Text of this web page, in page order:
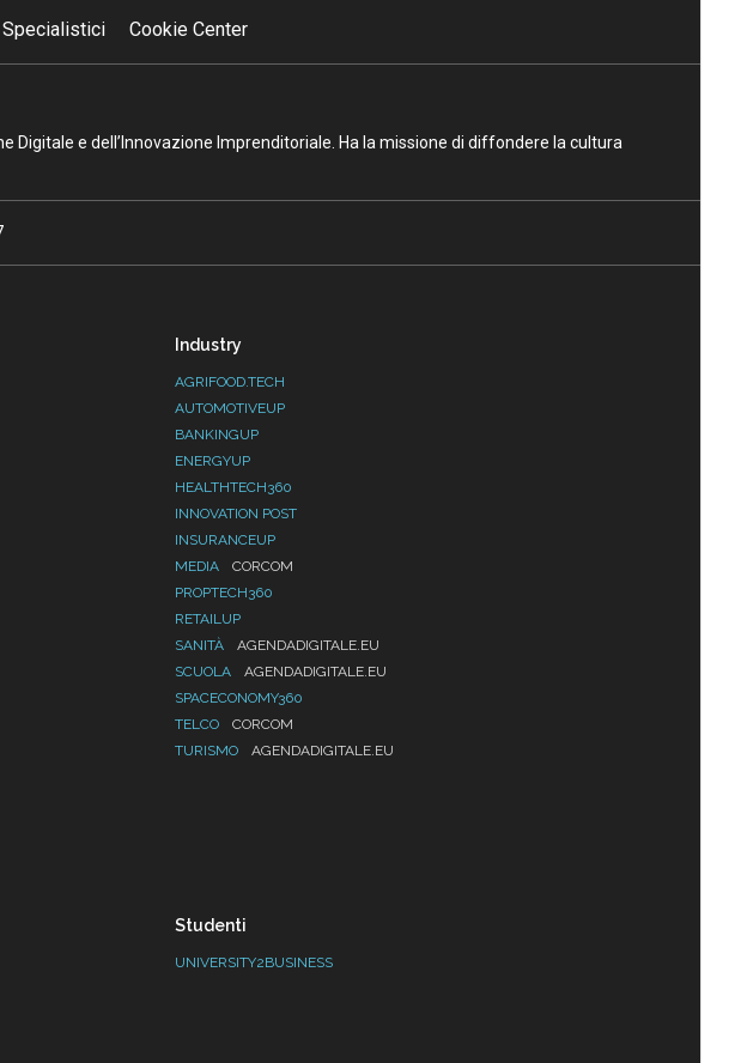
Specialistici Cookie Center
e dell’Innovazione Imprenditoriale. Ha la missione di diffondere la cultura
Industry
AGRIFOOD.TECH
AUTOMOTIVEUP
BANKINGUP
ENERGYUP
HEALTHTECH360
INNOVATION POST
INSURANCEUP
MEDIA
CORCOM
PROPTECH360
RETAILUP
SANITÀ
AGENDADIGITALE.EU
SCUOLA
AGENDADIGITALE.EU
SPACECONOMY360
TELCO
CORCOM
TURISMO
AGENDADIGITALE.EU
Studenti
UNIVERSITY2BUSINESS